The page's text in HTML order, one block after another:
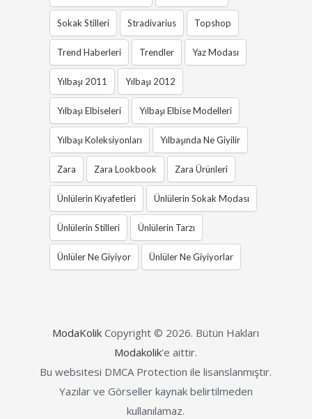
Sokak Stilleri Stradivarius Topshop
Trend Haberleri Trendler Yaz Modası
Yılbaşı 2011 Yılbaşı 2012
Yılbaşı Elbiseleri Yılbaşı Elbise Modelleri
Yılbaşı Koleksiyonları Yılbaşında Ne Giyilir
Zara Zara Lookbook Zara Ürünleri
Ünlülerin Kıyafetleri Ünlülerin Sokak Modası
Ünlülerin Stilleri Ünlülerin Tarzı
Ünlüler Ne Giyiyor Ünlüler Ne Giyiyorlar
ModaKolik Copyright © 2026. Bütün Hakları
Modakolik'e aittir.
Bu websitesi DMCA Protection ile lisanslanmıştır.
Yazılar ve Görseller kaynak belirtilmeden
kullanılamaz.